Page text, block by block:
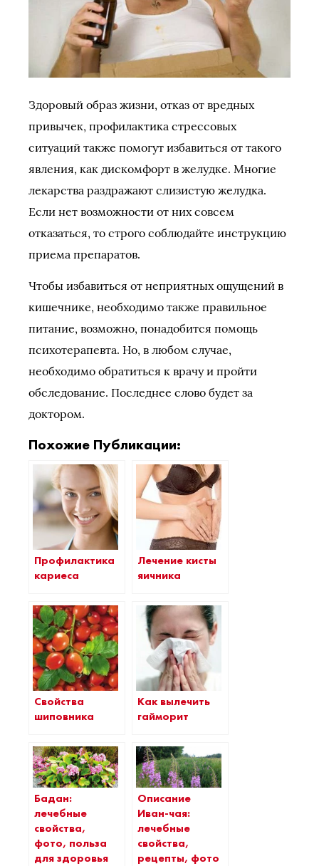
Здоровый образ жизни, отказ от вредных
привычек, профилактика стрессовых
ситуаций также помогут избавиться от такого
явления, как дискомфорт в желудке. Многие
лекарства раздражают слизистую желудка.
Если нет возможности от них совсем
отказаться, то строго соблюдайте инструкцию
приема препаратов.
Чтобы избавиться от неприятных ощущений в
кишечнике, необходимо также правильное
питание, возможно, понадобится помощь
психотерапевта. Но, в любом случае,
необходимо обратиться к врачу и пройти
обследование. Последнее слово будет за
доктором.
Похожие Публикации:
Профилактика
кариеса
Лечение кисты
яичника
Свойства
шиповника
Как вылечить
гайморит
Бадан:
лечебные
свойства,
фото, польза
для здоровья
Описание
Иван-чая:
лечебные
свойства,
рецепты, фото